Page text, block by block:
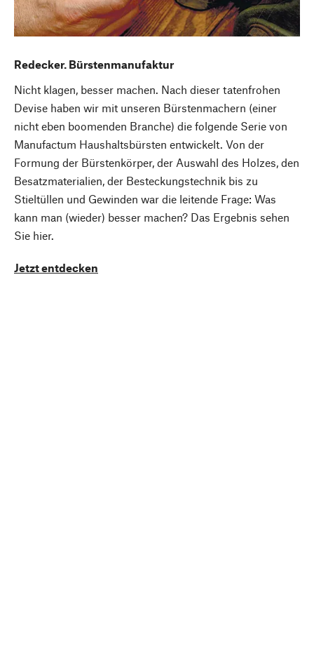
Redecker. Bürstenmanufaktur
Nicht klagen, besser machen. Nach dieser tatenfrohen
Devise haben wir mit unseren Bürstenmachern (einer
nicht eben boomenden Branche) die folgende Serie von
Manufactum Haushaltsbürsten entwickelt. Von der
Formung der Bürstenkörper, der Auswahl des Holzes, den
Besatzmaterialien, der Besteckungstechnik bis zu
Stieltüllen und Gewinden war die leitende Frage: Was
kann man (wieder) besser machen? Das Ergebnis sehen
Sie hier.
Jetzt entdecken